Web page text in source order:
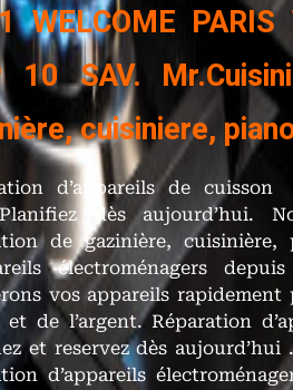
PARIS
10 SAV.
cuisiniere,
d’appareils de
dès aujourd’hui.
de gazinière,
électroménagers
vos appareils
et de l’argent. Réparation
et reservez dès aujourd’hui
d’appareils